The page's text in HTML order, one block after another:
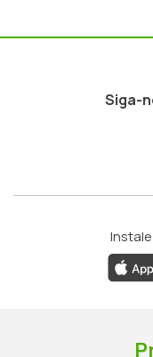
Siga-